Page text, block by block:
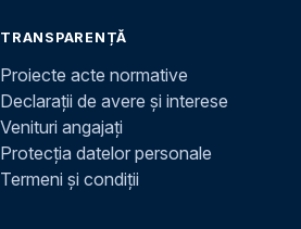
TRANSPARENȚĂ
Proiecte acte normative
Declarații de avere și interese
Venituri angajați
Protecția datelor personale
Termeni și condiții